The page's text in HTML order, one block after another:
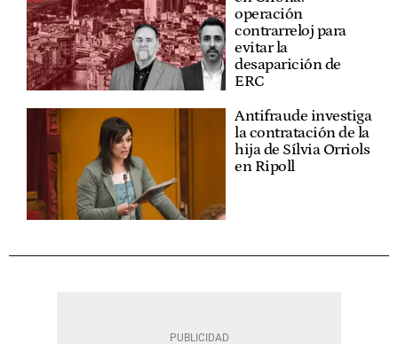
operación
contrarreloj para
evitar la
desaparición de
ERC
Antifraude investiga
la contratación de la
hija de Sílvia Orriols
en Ripoll